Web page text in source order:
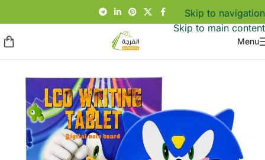
Skip to navigation
Skip to main content
Menu